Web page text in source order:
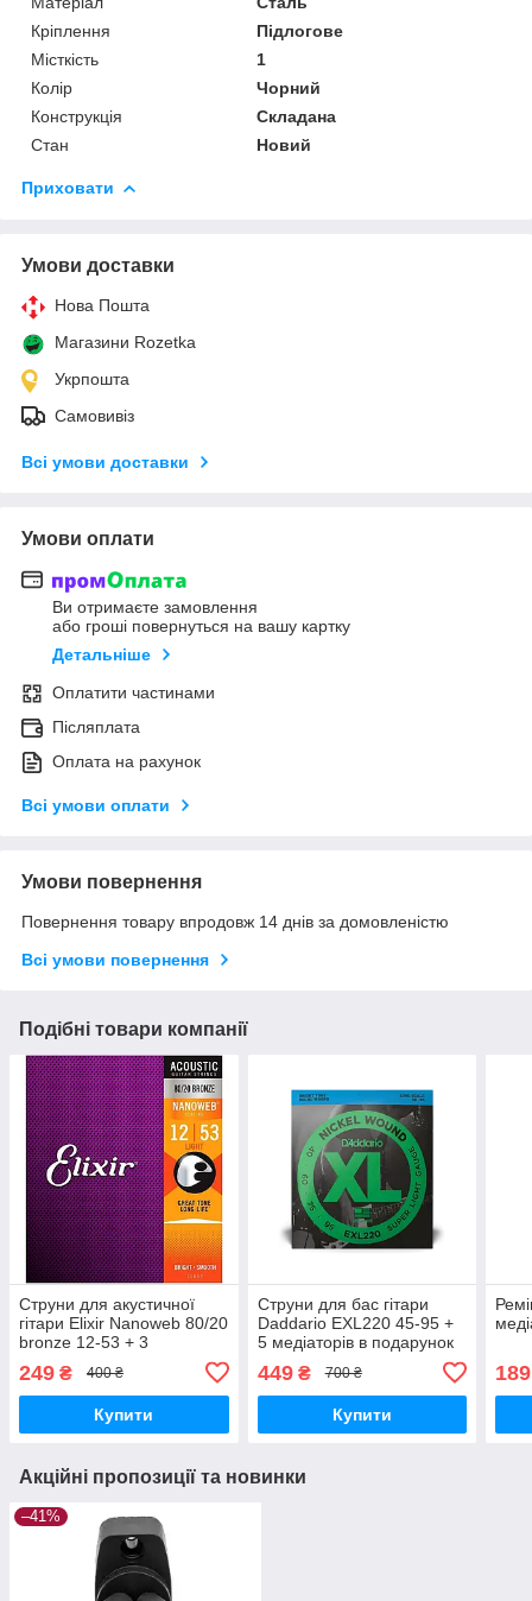
Кріплення
Підлогове
Місткість
1
Колір
Чорний
Конструкція
Складана
Стан
Новий
Приховати
Умови доставки
Нова Пошта
Магазини Rozetka
Укрпошта
Самовивіз
Всі умови доставки
Умови оплати
Ви отримаєте замовлення
або гроші повернуться на вашу картку
Детальніше
Оплатити частинами
Післяплата
Оплата на рахунок
Всі умови оплати
Умови повернення
Повернення товару впродовж 14 днів за домовленістю
Всі умови повернення
Подібні товари компанії
Струни для акустичної
гітари Elixir Nanoweb 80/20
bronze 12-53 + 3
249 ₴ 400 ₴
Купити
Струни для бас гітари
Daddario EXL220 45-95 +
5 медіаторів в подарунок
449₴ 700 ₴
Купити
189
Акційні пропозиції та новинки
–41%